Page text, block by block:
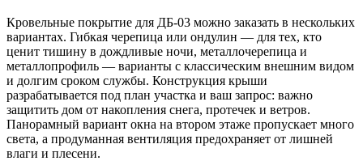
Кровельные покрытие для ДБ-03 можно заказать в нескольких
вариантах. Гибкая черепица или ондулин — для тех, кто
ценит тишину в дождливые ночи, металлочерепица и
металлопрофиль — варианты с классическим внешним видом
и долгим сроком службы. Конструкция крыши
разрабатывается под план участка и ваш запрос: важно
защитить дом от накопления снега, протечек и ветров.
Панорамный вариант окна на втором этаже пропускает много
света, а продуманная вентиляция предохраняет от лишней
влаги и плесени.